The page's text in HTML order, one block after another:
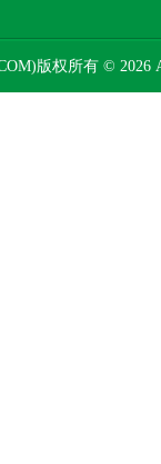
版权所有 © 2026